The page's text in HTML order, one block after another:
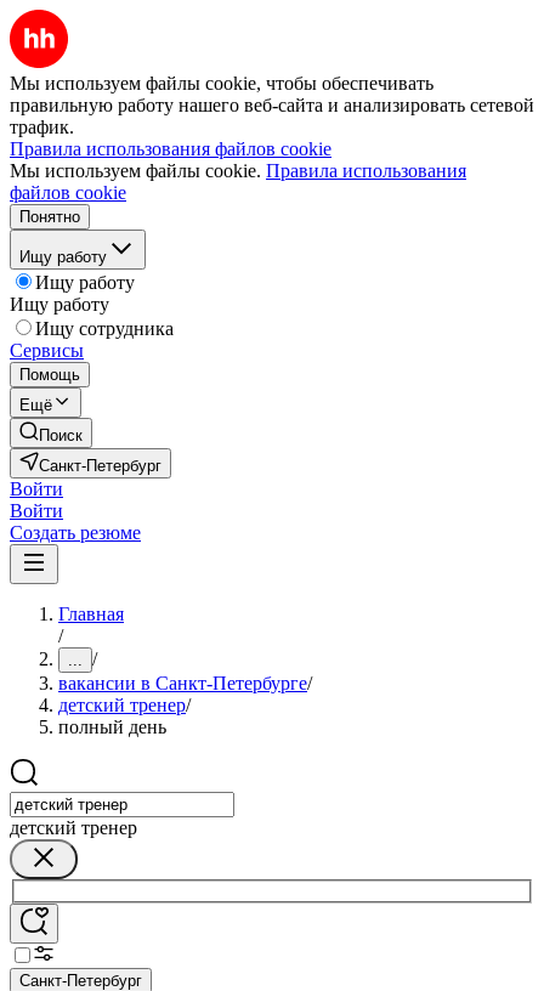
Мы используем файлы cookie, чтобы обеспечивать
правильную работу нашего веб-сайта и анализировать сетевой
трафик.
Правила использования файлов cookie
Мы используем файлы cookie. Правила использования
файлов cookie
Понятно
Ищу работу
Ищу работу
Ищу работу
Ищу сотрудника
Сервисы
Помощь
Ещё
Поиск
Санкт-Петербург
Войти
Войти
Создать резюме
Главная
/
... /
вакансии в Санкт-Петербурге/
детский тренер/
полный день
детский тренер
Санкт-Петербург